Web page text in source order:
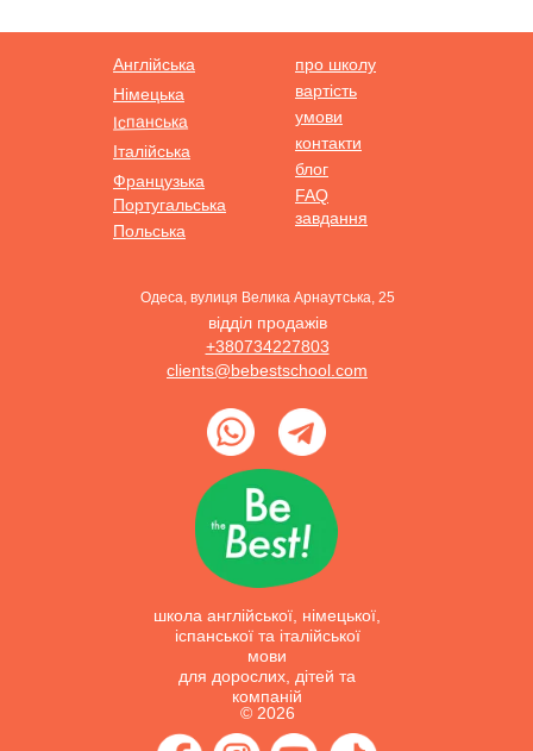
про школу
вартість
умови
завдання
FAQ
відділ продажів
+380734227803
clients@bebestschool.com
школа англійської, німецької,
іспанської та італійської
мови
для дорослих, дітей та
компаній
© 2026
блог
контакти
Німецька
Англійська
Іспанська
Італійська
Французька
Португальська
Польська
Одеса, вулиця Велика Арнаутська, 25